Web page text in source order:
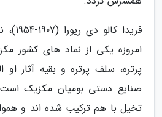
فریدا
امروزه یکی از نماد های کشور
پرتره، سلف پرتره و بقیه آثار او
صنایع دستی بومیان مکزیک
تخیل با هم ترکیب شده اند و